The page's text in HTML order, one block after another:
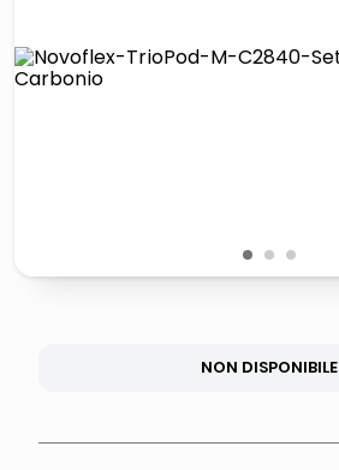
pattumiera raccolta differenziata
1 2 3
NON DISPONIBILE